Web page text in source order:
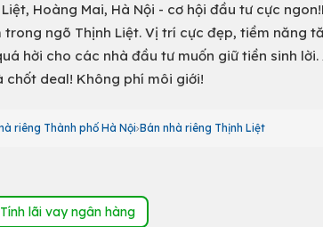
Hoàng Mai, Hà Nội - cơ hội đầu tư cực
trong ngõ Thịnh Liệt. Vị trí cực đẹp, tiềm năng
hời cho các nhà đầu tư muốn giữ tiền sinh
chốt deal! Không phí môi giới!
riêng Thành phố Hà Nội Bán nhà riêng Thịnh Liệt
Tính lãi vay ngân hàng